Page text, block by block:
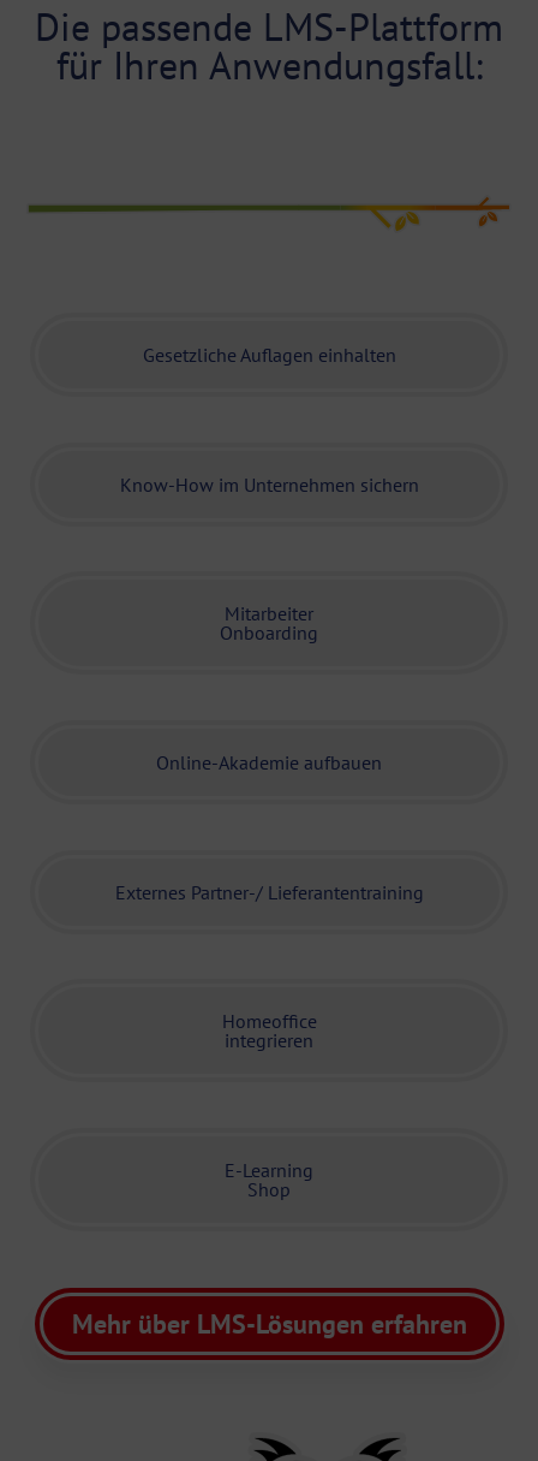
Die passende LMS-Plattform
für Ihren Anwendungsfall:
Gesetzliche Auflagen einhalten
Know-How im Unternehmen sichern
Mitarbeiter
Onboarding
Online-Akademie aufbauen
Externes Partner-/ Lieferanten­training
Homeoffice
integrieren
E-Learning
Shop
Mehr über LMS-Lösungen erfahren